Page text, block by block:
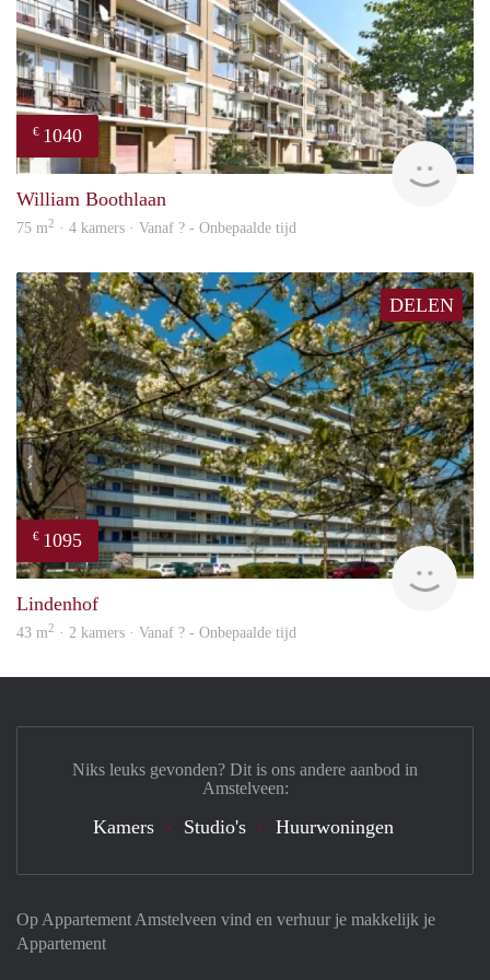
€ 1040
rent
William Boothlaan
75 m2 · 4 kamers · Vanaf ? - Onbepaalde tijd
DELEN
€ 1095
Lindenhof
43 m2 · 2 kamers · Vanaf ? - Onbepaalde tijd
Op Appartement Amstelveen vind en verhuur je makkelijk je
Appartement
Niks leuks gevonden? Dit is ons andere aanbod in
Amstelveen:
Kamers Studio's Huurwoningen